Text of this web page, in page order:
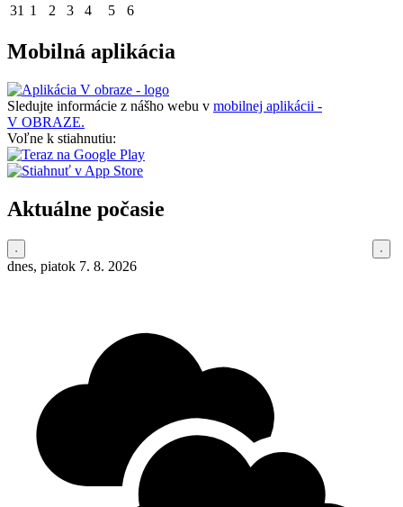
31 1 2 3 4 5 6
Mobilná aplikácia
Sledujte informácie z nášho webu v mobilnej aplikácii -
V OBRAZE.
Voľne k stiahnutiu:
Aktuálne počasie
dnes, piatok 7. 8. 2026